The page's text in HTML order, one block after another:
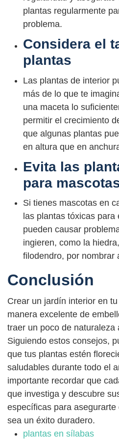
plantas regularmente
problema.
Considera el
plantas
Las plantas de interior
más de lo que te
una maceta lo
permitir el crecimiento
que algunas plantas
en altura que en
Evita las
para
Si tienes mascotas en
las plantas tóxicas para
pueden causar
ingieren, como la
filodendro, por nombrar
Conclusión
Crear un jardín interior en
manera excelente de
traer un poco de naturaleza
Siguiendo estos consejos,
que tus plantas estén
saludables durante todo el
importante recordar que
que investiga y descubre
específicas para
sea un éxito duradero.
plantas en sílabas